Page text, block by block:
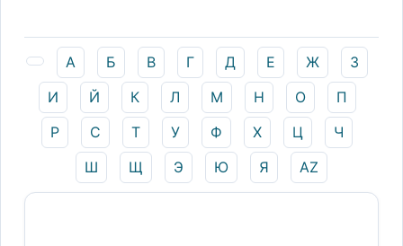
А Б В Г Д Е Ж
З
И
Й К Л М Н О
П
Р
С Т У Ф Х Ц
Ч
Ш
Щ Э Ю Я AZ